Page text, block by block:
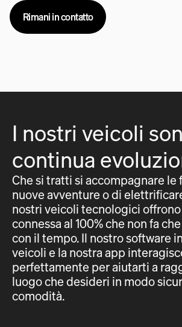
Rimani in contatto
I nostri veicoli
continua
Che si tratti si accompagnare le
nuove avventure o di
nostri veicoli tecnologici offrono
connessa al 100% che non fa
con il tempo. Il nostro software
veicoli e la nostra app
perfettamente per aiutarti a
luogo che desideri in modo
comodità.